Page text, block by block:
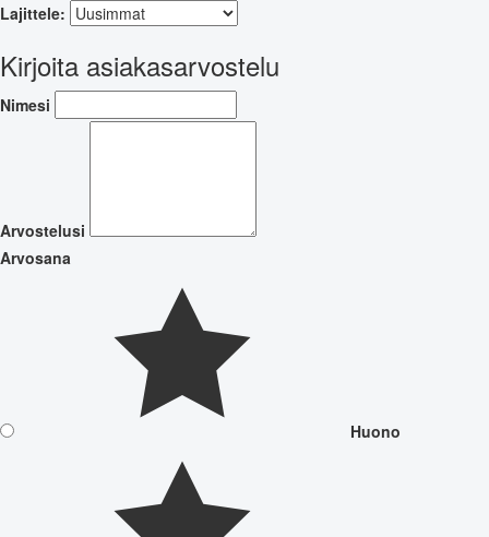
Lajittele:
Kirjoita asiakasarvostelu
Nimesi
Arvostelusi
Arvosana
Huono